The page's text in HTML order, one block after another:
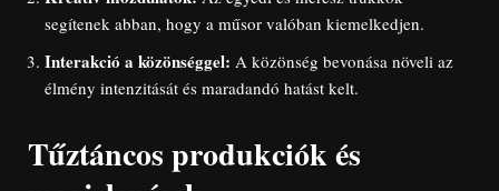
segítenek abban, hogy a műsor valóban kiemelkedjen.
Interakció a közönséggel: A közönség bevonása növeli az
élmény intenzitását és maradandó hatást kelt.
Tűztáncos produkciók és